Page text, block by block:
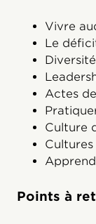
Vivre
Le
Actes
Culture
Cultures
Points à